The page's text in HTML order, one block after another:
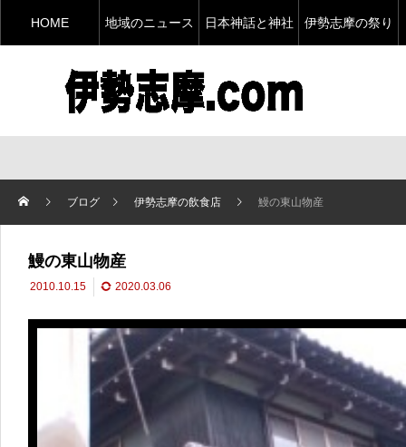
HOME 地域のニュース 日本神話と神社 伊勢志摩の祭り
ブログ 伊勢志摩の飲食店 鰻の東山物産
鰻の東山物産
2010.10.15 2020.03.06